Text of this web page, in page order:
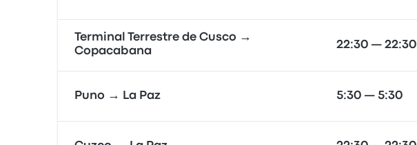
Terminal Terrestre de Cusco →
Copacabana
22:30 — 22:30
Puno → La Paz 5:30 — 5:30